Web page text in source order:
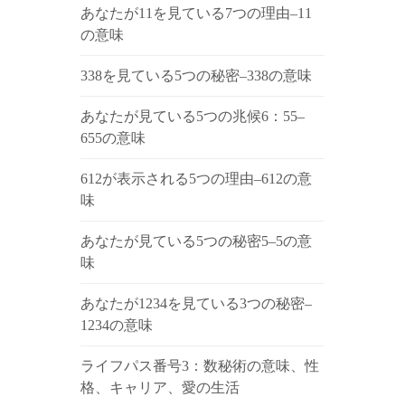
あなたが11を見ている7つの理由–11
の意味
338を見ている5つの秘密–338の意味
あなたが見ている5つの兆候6：55–
655の意味
612が表示される5つの理由–612の意
味
あなたが見ている5つの秘密5–5の意
味
あなたが1234を見ている3つの秘密–
1234の意味
ライフパス番号3：数秘術の意味、性
格、キャリア、愛の生活